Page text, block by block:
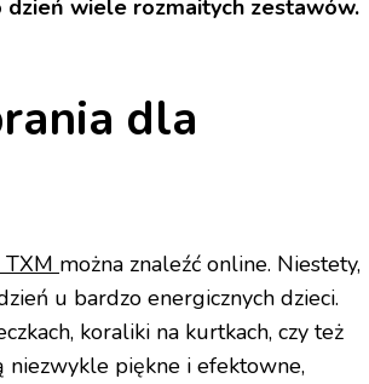
dzień wiele rozmaitych zestawów.
dla
można znaleźć online. Niestety,
u bardzo energicznych dzieci.
koraliki na kurtkach, czy też
niezwykle piękne i efektowne,